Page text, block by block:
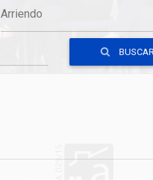
Arriendo
BUSCAR